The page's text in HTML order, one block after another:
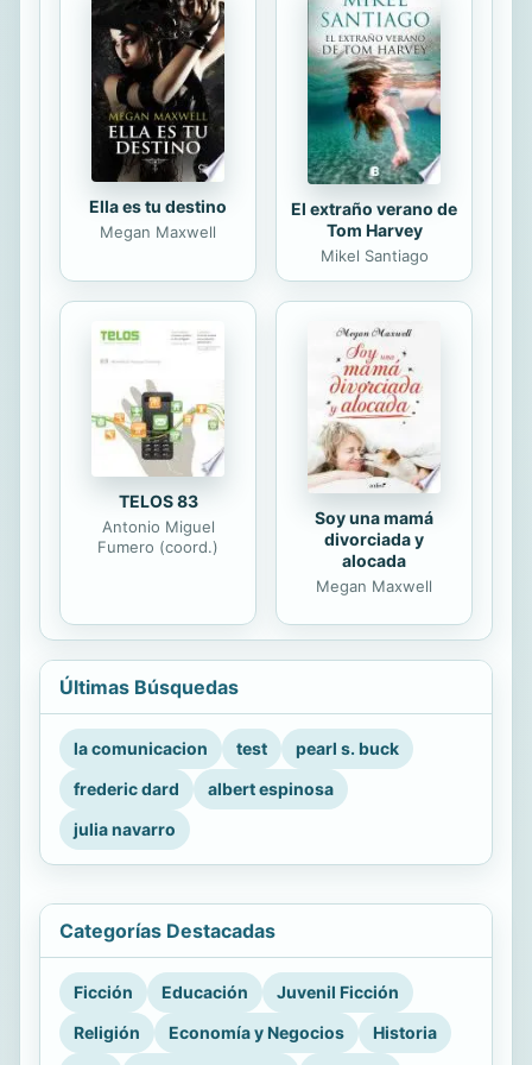
ejercicios prácticos solucionados que
potenciarán tu táctica y tu
estrategia.
Ella es tu destino
Megan Maxwell
El extraño verano de
Tom Harvey
Mikel Santiago
TELOS 83
Antonio Miguel
Fumero (coord.)
Soy una mamá
divorciada y
alocada
Megan Maxwell
Últimas Búsquedas
la comunicacion test
pearl s. buck
frederic dard
albert espinosa
julia navarro
Categorías Destacadas
Ficción Educación
Juvenil Ficción
Religión
Economía y Negocios
Historia